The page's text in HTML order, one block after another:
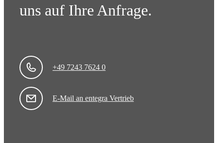
uns auf Ihre Anfrage.
+49 7243 7624 0
E-Mail an entegra Vertrieb